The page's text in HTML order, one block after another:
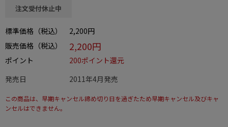
この商品をシェアする
注文受付休止中
標準価格（税込）
2,200円
販売価格（税込）
2,200円
ポイント
200ポイント還元
発売日
2011年4月発売
この商品は、早期キャンセル締め切り日を過ぎたため早期キャンセル及びキャ
ンセルはできません。